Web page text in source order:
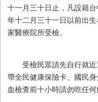
十一月三十日止，凡設籍
年十二月三十一日以前出
家醫療院所受檢。
受檢民眾請先自行就近
帶全民健康保險卡、國民
血檢查前十小時請勿吃任何